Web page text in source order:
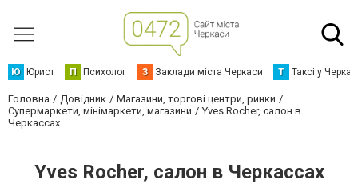
Ю Юрист П Психолог З Заклади міста Черкаси Т Таксі у
Головна Довідник
Магазини, торгові центри, ринки
Супермаркети, мінімаркети, магазини
Yves Rocher, салон в
Черкассах
Yves Rocher, салон в Черкассах